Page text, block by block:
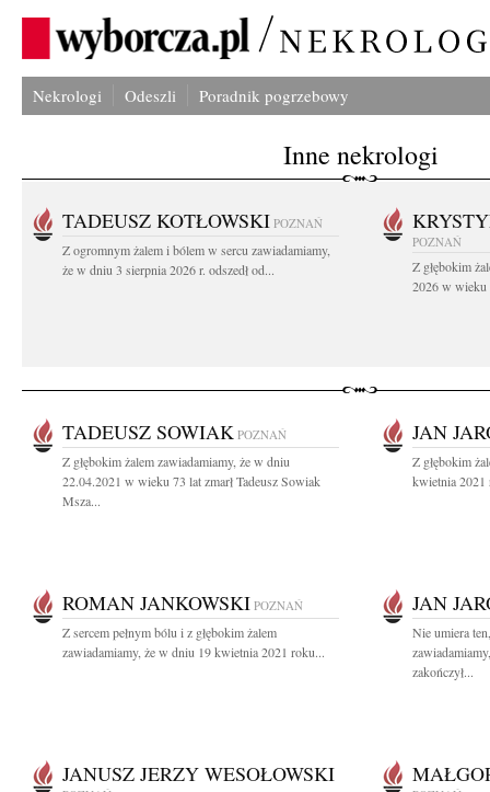
Nekrologi Odeszli Poradnik pogrzebowy
Inne nekrologi
TADEUSZ KOTŁOWSKI POZNAŃ
Z ogromnym żalem i bólem w sercu zawiadamiamy,
że w dniu 3 sierpnia 2026 r. odszedł od...
POZNAŃ
Z głębokim
2026 w wieku
TADEUSZ SOWIAK POZNAŃ
Z głębokim żalem zawiadamiamy, że w dniu
22.04.2021 w wieku 73 lat zmarł Tadeusz Sowiak
Msza...
JAN
Z głębokim
kwietnia 2021
ROMAN JANKOWSKI POZNAŃ
Z sercem pełnym bólu i z głębokim żalem
zawiadamiamy, że w dniu 19 kwietnia 2021 roku...
JAN
Nie umiera
zakończył...
JANUSZ JERZY WESOŁOWSKI